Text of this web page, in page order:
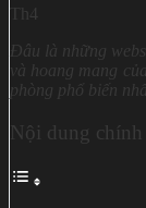
Th4
Đâu là những
và hoang mang
phòng phổ biến
Nội dung chính